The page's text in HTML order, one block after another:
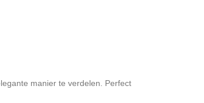
manier te verdelen. Perfect